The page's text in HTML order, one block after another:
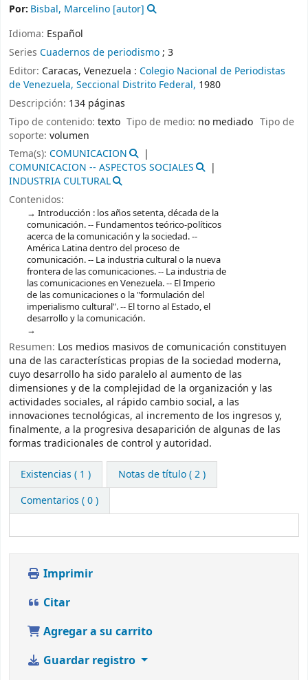
Por: Bisbal, Marcelino [autor]
Idioma: Español
Series Cuadernos de periodismo; 3
Editor: Caracas, Venezuela : Colegio Nacional de Periodistas
de Venezuela, Seccional Distrito Federal, 1980
Descripción: 134 páginas
Tipo de contenido: texto Tipo de medio: no mediado Tipo de
soporte: volumen
Tema(s): COMUNICACION
COMUNICACION -- ASPECTOS SOCIALES
INDUSTRIA CULTURAL
Contenidos:
Introducción : los años setenta, década de la
comunicación. -- Fundamentos teórico-políticos
acerca de la comunicación y la sociedad. --
América Latina dentro del proceso de
comunicación. -- La industria cultural o la nueva
frontera de las comunicaciones. -- La industria de
las comunicaciones en Venezuela. -- El Imperio
de las comunicaciones o la "formulación del
imperialismo cultural". -- El torno al Estado, el
desarrollo y la comunicación.
Resumen: Los medios masivos de comunicación constituyen
una de las características propias de la sociedad moderna,
cuyo desarrollo ha sido paralelo al aumento de las
dimensiones y de la complejidad de la organización y las
actividades sociales, al rápido cambio social, a las
innovaciones tecnológicas, al incremento de los ingresos y,
finalmente, a la progresiva desaparición de algunas de las
formas tradicionales de control y autoridad.
Existencias ( 1 )
Notas de título ( 2 )
Comentarios ( 0 )
Imprimir
Citar
Agregar a su carrito
Guardar registro